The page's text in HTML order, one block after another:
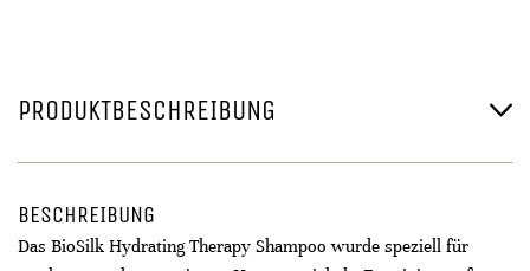
PRODUKTBESCHREIBUNG
BESCHREIBUNG
Das BioSilk Hydrating Therapy Shampoo wurde speziell für